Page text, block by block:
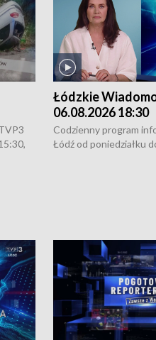
Łódzkie
06.08.2026 18:30
Codzienny program
Łódź od poniedziałku